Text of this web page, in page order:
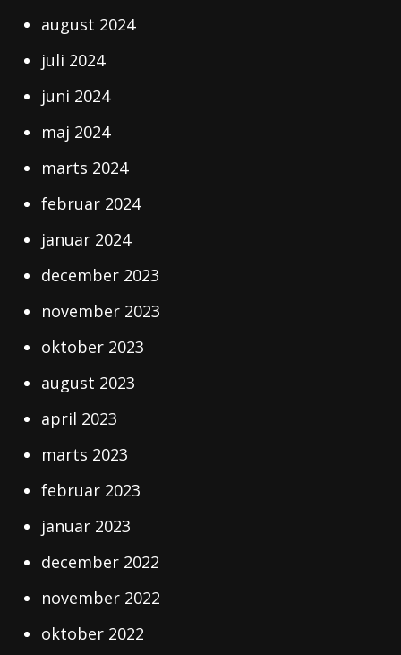
august 2024
juli 2024
juni 2024
maj 2024
marts 2024
februar 2024
januar 2024
december 2023
november 2023
oktober 2023
august 2023
april 2023
marts 2023
februar 2023
januar 2023
december 2022
november 2022
oktober 2022